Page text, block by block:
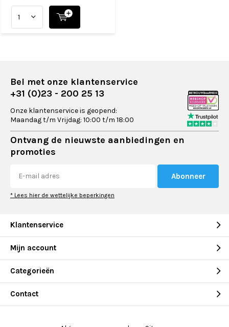
Bel met onze klantenservice
+31 (0)23 - 200 25 13
Onze klantenservice is geopend:
Maandag t/m Vrijdag: 10:00 t/m 18:00
Ontvang de nieuwste aanbiedingen en
promoties
Abonneer
* Lees hier de wettelijke beperkingen
Klantenservice
Mijn account
Categorieën
Contact